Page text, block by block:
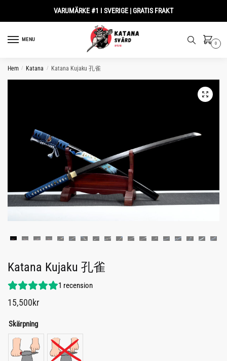
VARUMÄRKE #1 I SVERIGE | GRATIS FRAKT
MENU
0
Hem / Katana / Katana Kujaku 孔雀
Katana Kujaku 孔雀
1 recension
15,500kr
Skärpning